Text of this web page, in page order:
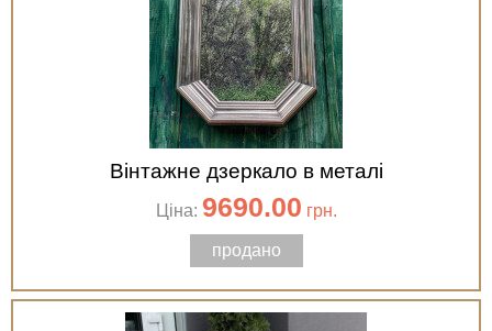
Вінтажне дзеркало в металі
Ціна: 9690.00 грн.
продано